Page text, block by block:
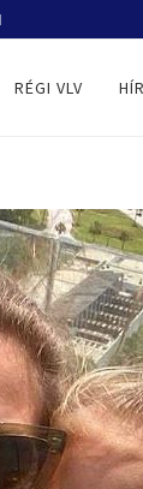
RÉGI VLV